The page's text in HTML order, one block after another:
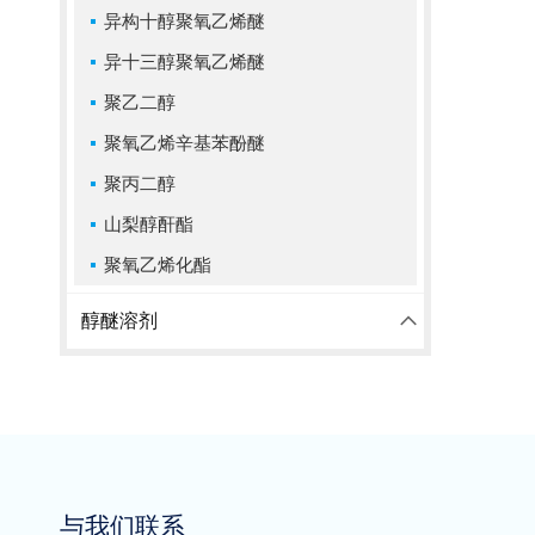
异构十醇聚氧乙烯醚
异十三醇聚氧乙烯醚
聚乙二醇
聚氧乙烯辛基苯酚醚
聚丙二醇
山梨醇酐酯
聚氧乙烯化酯
醇醚溶剂
与我们联系